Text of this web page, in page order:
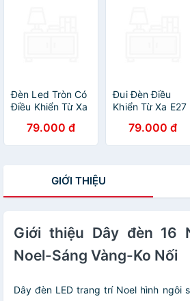
Đèn Led Tròn Có
Điều Khiển Từ Xa
79.000 đ
Đui Đèn Điều
Khiển Từ Xa E27
79.000 đ
GIỚI THIỆU
Giới thiệu Dây đèn 16
Noel-Sáng Vàng-Ko Nối
Dây đèn LED trang trí Noel hình ngôi